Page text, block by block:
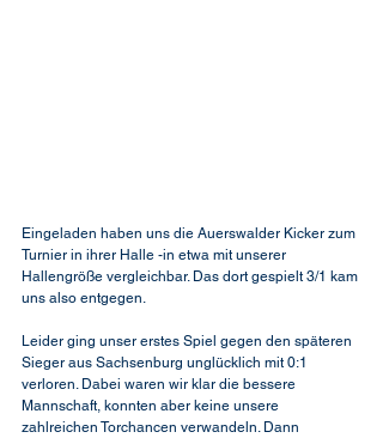
Eingeladen haben uns die Auerswalder Kicker zum
Turnier in ihrer Halle -in etwa mit unserer
Hallengröße vergleichbar. Das dort gespielt 3/1 kam
uns also entgegen.
Leider ging unser erstes Spiel gegen den späteren
Sieger aus Sachsenburg unglücklich mit 0:1
verloren. Dabei waren wir klar die bessere
Mannschaft, konnten aber keine unsere
zahlreichen Torchancen verwandeln. Dann